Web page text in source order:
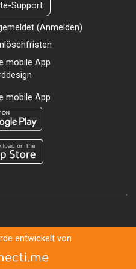
Support
(Anmelden)
mobile App
mobile App
entwickelt von